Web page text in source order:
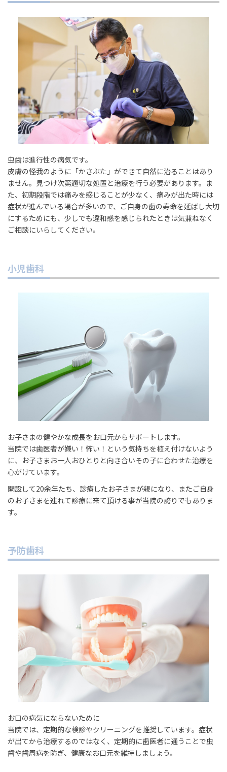
虫歯は進行性の病気です。
皮膚の怪我のように「かさぶた」ができて自然に治ることはあり
ません。見つけ次第適切な処置と治療を行う必要があります。ま
た、初期段階では痛みを感じることが少なく、痛みが出た時には
症状が進んでいる場合が多いので、ご自身の歯の寿命を延ばし大切
にするためにも、少しでも違和感を感じられたときは気兼ねなく
ご相談にいらしてください。
小児歯科
お子さまの健やかな成長をお口元からサポートします。
当院では歯医者が嫌い！怖い！という気持ちを植え付けないよう
に、お子さまお一人おひとりと向き合いその子に合わせた治療を
心がけています。
開設して20余年たち、診療したお子さまが親になり、またご自身
のお子さまを連れて診療に来て頂ける事が当院の誇りでもありま
す。
予防歯科
お口の病気にならないために
当院では、定期的な検診やクリーニングを推奨しています。症状
が出てから治療するのではなく、定期的に歯医者に通うことで虫
歯や歯周病を防ぎ、健康なお口元を維持しましょう。